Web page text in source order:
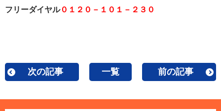
フリーダイヤル０１２０－１０１－２３０
次の記事 一覧 前の記事